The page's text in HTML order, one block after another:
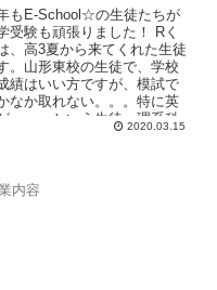
もE-School☆の生徒たちが
受験も頑張りました！ Rく
、高3夏から来てくれた生徒
。山形東校の生徒で、学校
績はいい方ですが、模試で
なか取れない。。。特に英
・・・という生徒。理系科
が抜群に成績がいいのに...
2020.03.15
内容